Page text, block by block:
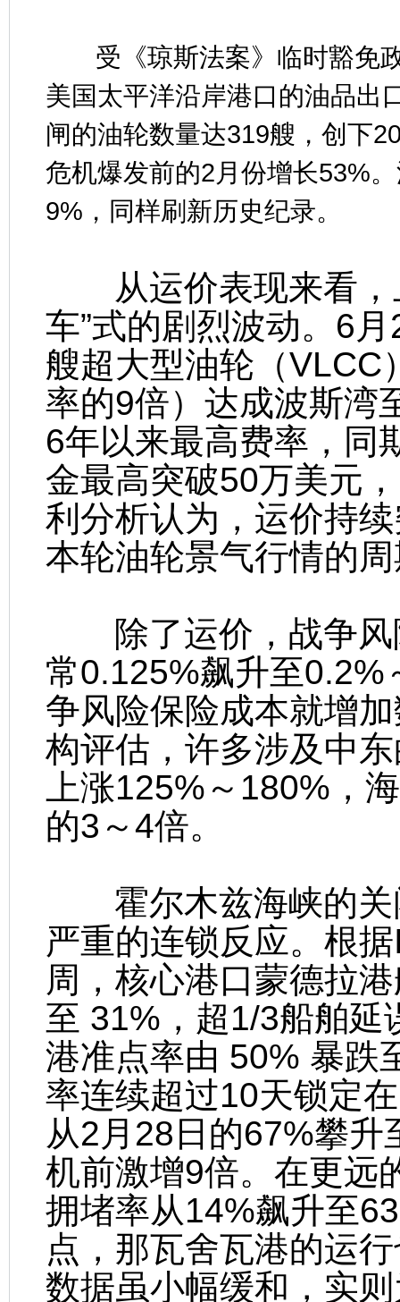
受《琼斯法案》临时豁免政
美国太平洋沿岸港口的油品出
闸的油轮数量达319艘，创下
危机爆发前的2月份增长53%
9%，同样刷新历史纪录。
从运价表现来看，
车”式的剧烈波动。6
艘超大型油轮（VLCC
率的9倍）达成波斯湾
6年以来最高费率，
金最高突破50万美元
利分析认为，运价持
本轮油轮景气行情的
除了运价，战争风
常0.125%飙升至0.2%
争风险保险成本就增
构评估，许多涉及中
上涨125%～180%，
的3～4倍。
霍尔木兹海峡的关
严重的连锁反应。根
周，核心港口蒙德拉
至 31%，超1/3船舶延
港准点率由 50% 暴跌
率连续超过10天锁定
从2月28日的67%攀
机前激增9倍。在更远
拥堵率从14%飙升至
点，那瓦舍瓦港的运
数据虽小幅缓和，实